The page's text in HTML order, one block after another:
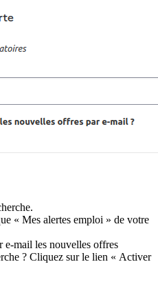
« Mes alertes emploi » de votre
e-mail les nouvelles offres
? Cliquez sur le lien « Activer